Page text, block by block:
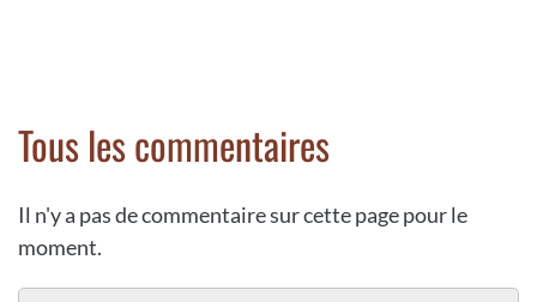
Tous les commentaires
Il n'y a pas de commentaire sur cette page pour le
moment.